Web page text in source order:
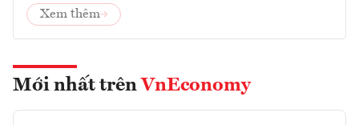
Xem thêm
Mới nhất trên VnEconomy